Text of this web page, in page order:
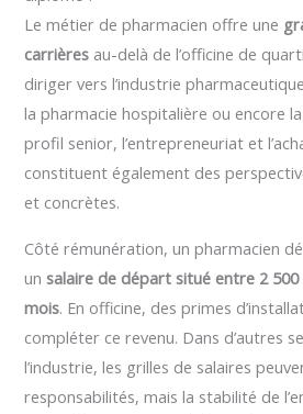
Le métier de pharmacien offre une
carrières au-delà de l’officine de
diriger vers l’industrie
la pharmacie hospitalière ou encore
profil senior, l’entrepreneuriat et
constituent également des
et concrètes.
Côté rémunération, un pharmacien
unsalaire de départ situé entre 2
mois. En officine, des primes
compléter ce revenu. Dans d’autres
l’industrie, les grilles de salaires
responsabilités, mais la stabilité de